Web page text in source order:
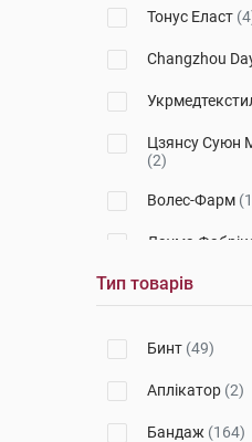
1002
9905(2)
1001(2)
7036(1)
Тонус Еласт
Changzhou
Цзянсу Суюн
(2)
Волес-Фарм
Лаума
НордеПласт
економічної
Тип товарів
Бинт (49)
Аплікатор (2)
Бандаж (164)